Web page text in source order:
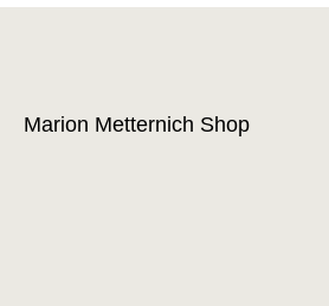
Marion Metternich Shop